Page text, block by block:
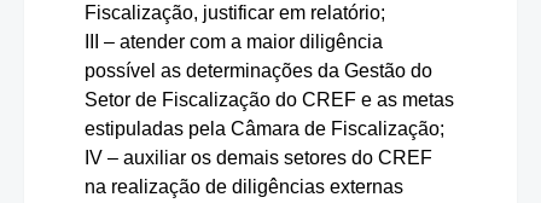
Fiscalização, justificar em relatório;
III – atender com a maior diligência
possível as determinações da Gestão do
Setor de Fiscalização do CREF e as metas
estipuladas pela Câmara de Fiscalização;
IV – auxiliar os demais setores do CREF
na realização de diligências externas